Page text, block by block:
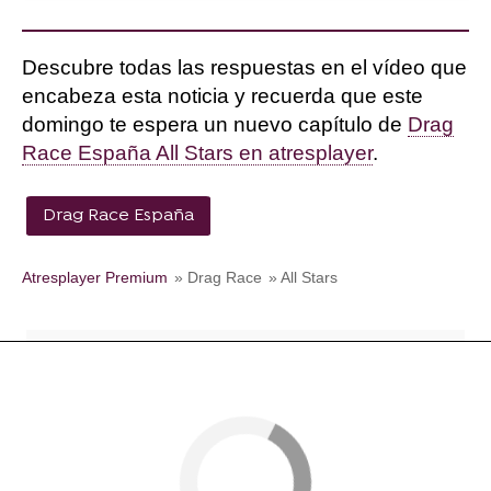
Descubre todas las respuestas en el vídeo que
encabeza esta noticia y recuerda que este
domingo te espera un nuevo capítulo de Drag
Race España All Stars en atresplayer.
Drag Race España
Atresplayer Premium » Drag Race » All Stars